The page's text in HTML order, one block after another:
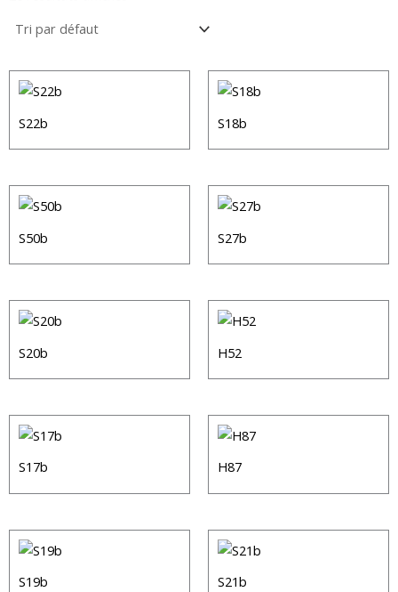
S22b S18b
S50b S27b
S20b H52
S17b H87
S19b S21b